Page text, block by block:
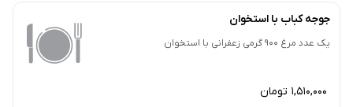
جوجه کباب با استخوان
یک‌ عدد مرغ 900 گرمی زعفرانی با استخوان
1,510,000 تومان